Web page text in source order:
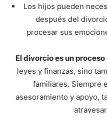
Los hijos pueden
después del
procesar sus
El divorcio es un
leyes y finanzas, sino
familiares. Siempre
asesoramiento y apoyo,